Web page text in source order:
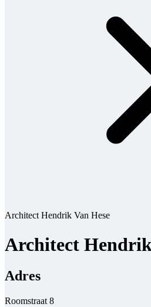
Architect Hendrik Van Hese
Architect Hendrik
Adres
Roomstraat 8